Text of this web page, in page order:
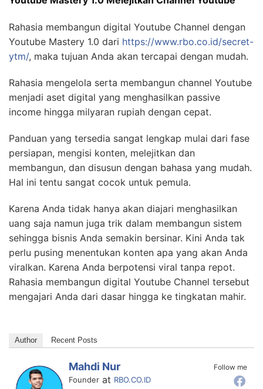
Rahasia membangun digital Youtube Channel dengan
Youtube Mastery 1.0 dari https://www.rbo.co.id/secret-
ytm/, maka tujuan Anda akan tercapai dengan mudah.
Rahasia mengelola serta membangun channel Youtube
menjadi aset digital yang menghasilkan passive
income hingga milyaran rupiah dengan cepat.
Panduan yang tersedia sangat lengkap mulai dari fase
persiapan, mengisi konten, melejitkan dan
membangun, dan disusun dengan bahasa yang mudah.
Hal ini tentu sangat cocok untuk pemula.
Karena Anda tidak hanya akan diajari menghasilkan
uang saja namun juga trik dalam membangun sistem
sehingga bisnis Anda semakin bersinar. Kini Anda tak
perlu pusing menentukan konten apa yang akan Anda
viralkan. Karena Anda berpotensi viral tanpa repot.
Rahasia membangun digital Youtube Channel tersebut
mengajari Anda dari dasar hingga ke tingkatan mahir.
Author Recent Posts
Follow me
Mahdi Nur
Founder at RBO.CO.ID